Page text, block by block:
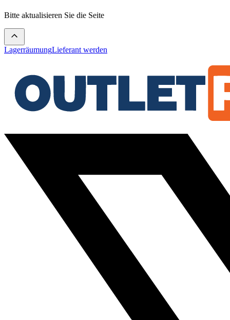
Bitte aktualisieren Sie die Seite
LagerräumungLieferant werden